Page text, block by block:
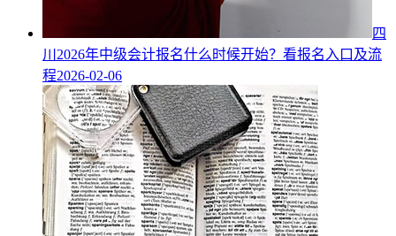
四
川2026年中级会计报名什么时候开始？看报名入口及流
程2026-02-06